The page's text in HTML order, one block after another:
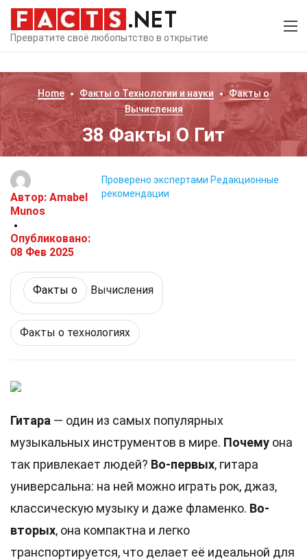
Превратите своё любопытство в открытие
Home Факты о Технологии и науки
Факты о
Вычисления
38 Факты О Гит
Автор: Amabel
Munos
Опубликовано:
08 Фев 2025
Проверено экспертами Редакционные
рекомендации
Факты о Вычисления
Факты о технологиях
Гитара — один из самых популярных
музыкальных инструментов в мире. Почему она
так привлекает людей? Во-первых, гитара
универсальна: на ней можно играть рок, джаз,
классическую музыку и даже фламенко. Во-
вторых, она компактна и легко
транспортируется, что делает её идеальной для